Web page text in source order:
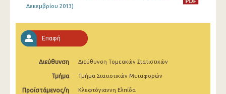
Μαρτίου 2025
Ιανουαρίου 2025
Δεκεμβρίου 2024
Δεκεμβρίου 2013)
Επαφή
Διεύθυνση Διεύθυνση Τομεακών Στατιστικών
Τμήμα Τμήμα Στατιστικών Μεταφορών
Προϊστάμενος/η Κλεφτόγιαννη Ελπίδα